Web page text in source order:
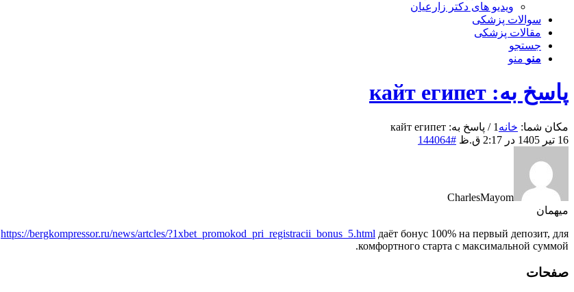
ویدیو های دکتر زارعیان
سوالات پزشکی
مقالات پزشکی
جستجو
منو منو
پاسخ به: кайт египет
مکان شما: خانه 1
/ پاسخ به: кайт египет
16 تیر 1405 در 2:17 ق.ظ
#144064
CharlesMayom
میهمان
https://bergkompressor.ru/news/artcles/?1xbet_promokod_pri_registracii_bonus_5.html даёт бонус 100% на первый депозит, для
комфортного старта с максимальной суммой.
صفحات